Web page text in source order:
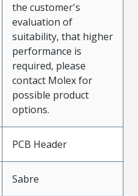
the customer's
evaluation of
suitability, that higher
performance is
required, please
contact Molex for
possible product
options.
PCB Header
Sabre